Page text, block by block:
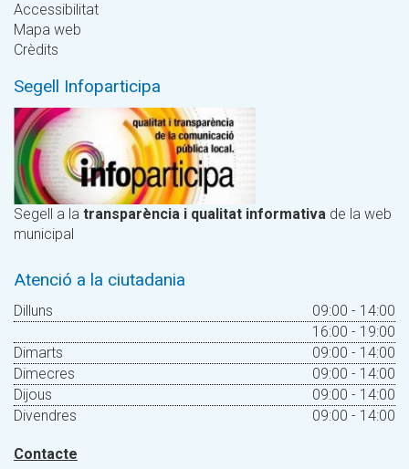
Accessibilitat
Mapa web
Crèdits
Segell Infoparticipa
Segell a la transparència i qualitat informativa de la web
municipal
Atenció a la ciutadania
Dilluns
09:00 - 14:00
16:00 - 19:00
Dimarts
09:00 - 14:00
Dimecres
09:00 - 14:00
Dijous
09:00 - 14:00
Divendres
09:00 - 14:00
Contacte